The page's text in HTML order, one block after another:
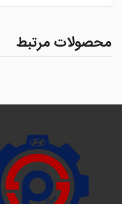
محصولات مرتبط